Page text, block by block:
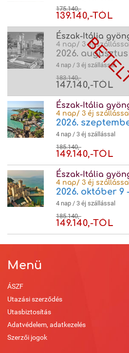
175.140,-
139.140,-TÓL
Észak-Itália
4 nap/ 3 éj
2026. augusztus
4 nap / 3 éj szállással
183.140,-
147.140,-TÓL
Észak-Itália
4 nap/ 3 éj
2026.
4 nap / 3 éj szállással
185.140,-
149.140,-TÓL
Észak-Itália
4 nap/ 3 éj
2026. október 9
4 nap / 3 éj szállással
185.140,-
149.140,-TÓL
Menü
ÁSZF
Utazási szerződés
Utasbiztosítás
Adatvédelem, adatkezelés
Szerzői jogok